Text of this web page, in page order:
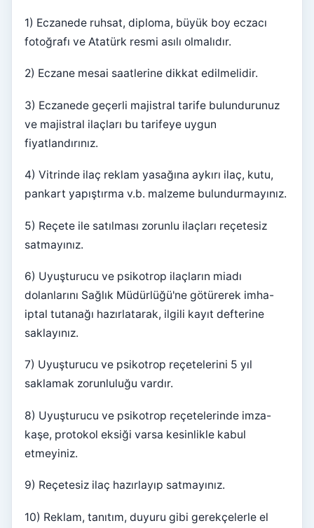
1) Eczanede ruhsat, diploma, büyük boy eczacı
fotoğrafı ve Atatürk resmi asılı olmalıdır.
2) Eczane mesai saatlerine dikkat edilmelidir.
3) Eczanede geçerli majistral tarife bulundurunuz
ve majistral ilaçları bu tarifeye uygun
fiyatlandırınız.
4) Vitrinde ilaç reklam yasağına aykırı ilaç, kutu,
pankart yapıştırma v.b. malzeme bulundurmayınız.
5) Reçete ile satılması zorunlu ilaçları reçetesiz
satmayınız.
6) Uyuşturucu ve psikotrop ilaçların miadı
dolanlarını Sağlık Müdürlüğü'ne götürerek imha-
iptal tutanağı hazırlatarak, ilgili kayıt defterine
saklayınız.
7) Uyuşturucu ve psikotrop reçetelerini 5 yıl
saklamak zorunluluğu vardır.
8) Uyuşturucu ve psikotrop reçetelerinde imza-
kaşe, protokol eksiği varsa kesinlikle kabul
etmeyiniz.
9) Reçetesiz ilaç hazırlayıp satmayınız.
10) Reklam, tanıtım, duyuru gibi gerekçelerle el